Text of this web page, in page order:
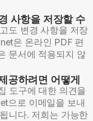
사항을 저장할 수
도 변경 사항을 저장
은 온라인 PDF 편
문서에 적용되지 않
공하려면 어떻게
도구에 대한 의견을
으로 이메일을 보내
니다. 저희는 가능한